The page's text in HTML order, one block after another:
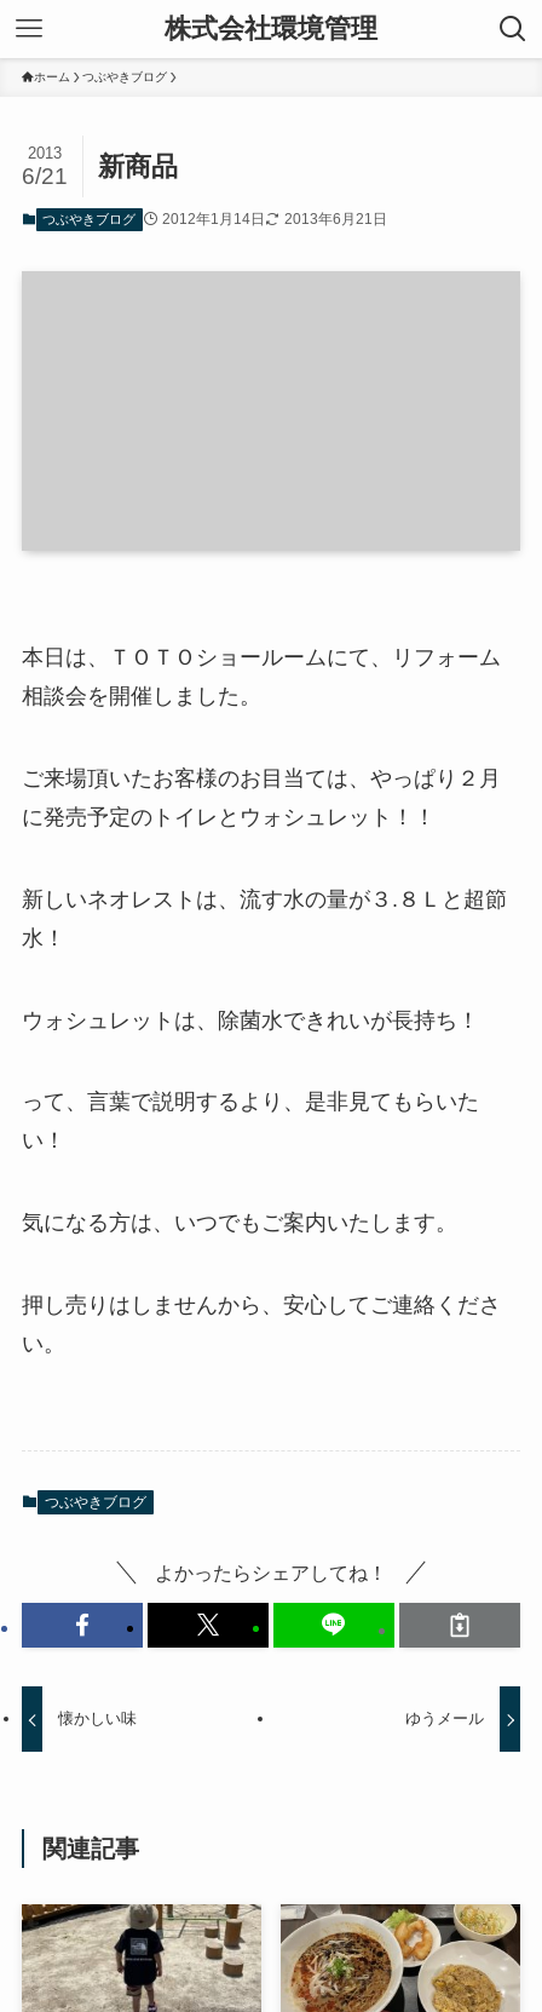
株式会社環境管理
ホーム つぶやきブログ
新商品
2013
6/21
つぶやきブログ 2012年1月14日 2013年6月21日
本日は、ＴＯＴＯショールームにて、リフォーム
相談会を開催しました。
ご来場頂いたお客様のお目当ては、やっぱり２月
に発売予定のトイレとウォシュレット！！
新しいネオレストは、流す水の量が３.８Ｌと超節
水！
ウォシュレットは、除菌水できれいが長持ち！
って、言葉で説明するより、是非見てもらいた
い！
気になる方は、いつでもご案内いたします。
押し売りはしませんから、安心してご連絡くださ
い。
つぶやきブログ
よかったらシェアしてね！
懐かしい味 ゆうメール
関連記事